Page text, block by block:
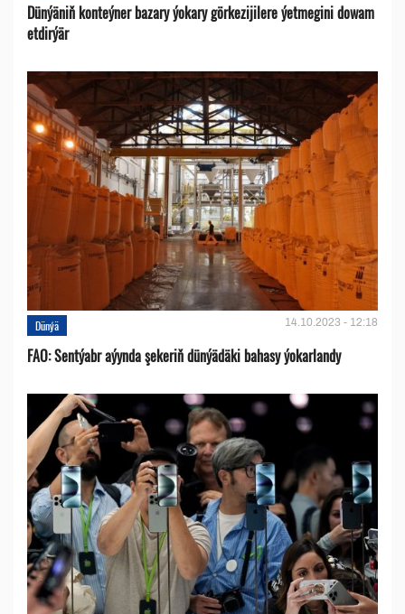
Dünýäniň konteýner bazary ýokary görkezijilere ýetmegini dowam
etdirýär
Dünýä 14.10.2023 - 12:18
FAO: Sentýabr aýynda şekeriň dünýädäki bahasy ýokarlandy